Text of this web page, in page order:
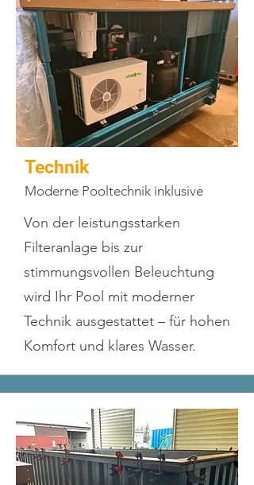
Technik
Moderne Pooltechnik inklusive
Von der leistungsstarken
Filteranlage bis zur
stimmungsvollen Beleuchtung
wird Ihr Pool mit moderner
Technik ausgestattet – für hohen
Komfort und klares Wasser.